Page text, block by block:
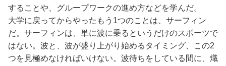
することや、グループワークの進め方などを学んだ。
大学に戻ってからやったもう1つのことは、サーフィン
だ。サーフィンは、単に波に乗るというだけのスポーツで
はない。波と、波が盛り上がり始めるタイミング、この2
つを見極めなければいけない。波待ちをしている間に、熾